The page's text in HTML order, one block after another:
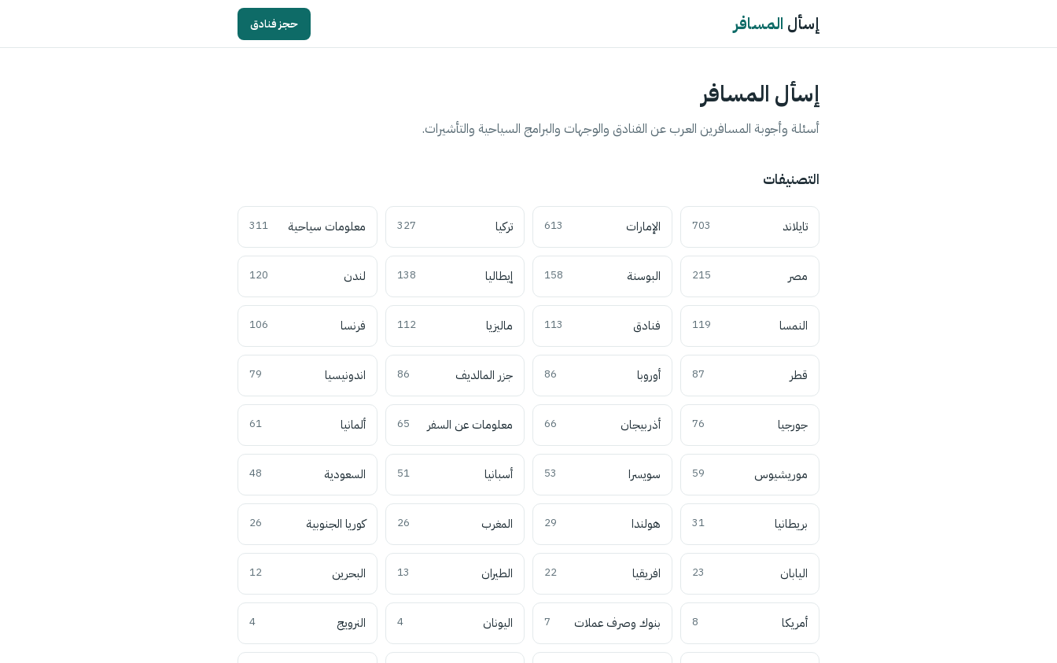
إسأل المسافر حجز فنادق
إسأل المسافر
أسئلة وأجوبة المسافرين العرب عن الفنادق والوجهات والبرامج السياحية والتأشيرات.
التصنيفات
تايلاند 703 الإمارات 613 تركيا 327 معلومات سياحية 311
مصر 215 البوسنة 158 إيطاليا 138 لندن 120
النمسا 119 فنادق 113 ماليزيا 112 فرنسا 106
قطر 87 أوروبا 86 جزر المالديف 86 اندونيسيا 79
جورجيا 76 أذربيجان 66 معلومات عن السفر 65 ألمانيا 61
موريشيوس 59 سويسرا 53 أسبانيا 51 السعودية 48
بريطانيا 31 هولندا 29 المغرب 26 كوريا الجنوبية 26
اليابان 23 افريقيا 22 الطيران 13 البحرين 12
أمريكا 8 بنوك وصرف عملات 7 اليونان 4 النرويج 4